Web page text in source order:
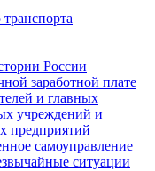
России
заработной плате
и главных
учреждений и
предприятий
самоуправление
ситуации